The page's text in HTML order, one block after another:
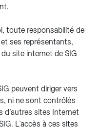
toute responsabilité de
ses représentants,
du site internet de SIG
peuvent diriger vers
ni ne sont contrôlés
d’autres sites Internet
L’accès à ces sites